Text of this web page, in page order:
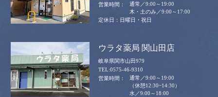
通常／9:00～19:00
木・土のみ／9:00～17:00
日曜日・祝日
ウラタ薬局 関山田店
岐阜県関市山田979
0575-46-9310
通常／9:00～19:00
（休憩12:30~14:30）
水／9:00～18:00